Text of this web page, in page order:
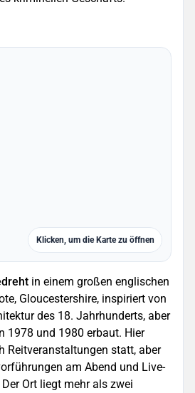
Klicken, um die Karte zu öffnen
in einem großen englischen
Gloucestershire, inspiriert von
des 18. Jahrhunderts, aber
1978 und 1980 erbaut. Hier
Reitveranstaltungen statt, aber
am Abend und Live-
Ort liegt mehr als zwei